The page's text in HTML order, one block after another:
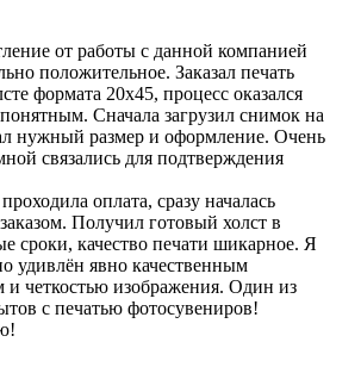
от работы с данной компанией
положительное. Заказал печать
формата 20х45, процесс оказался
Сначала загрузил снимок на
нужный размер и оформление. Очень
связались для подтверждения
оплата, сразу началась
Получил готовый холст в
сроки, качество печати шикарное. Я
удивлён явно качественным
и четкостью изображения. Один из
с печатью фотосувениров!